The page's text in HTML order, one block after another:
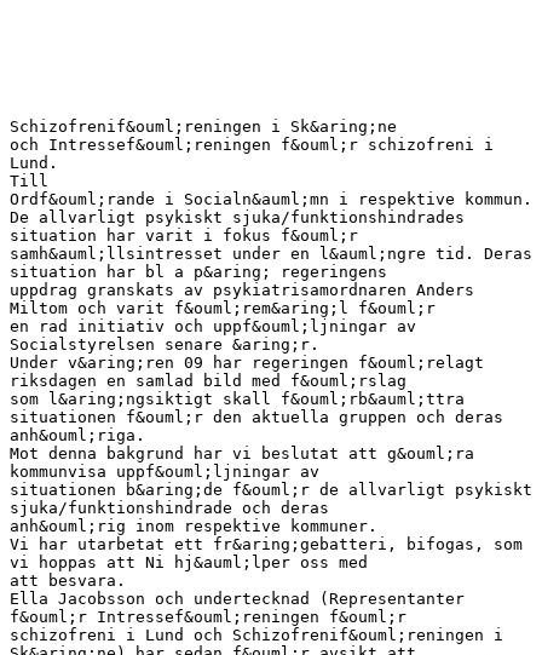
Schizofrenif&ouml;reningen i Sk&aring;ne
och Intressef&ouml;reningen f&ouml;r schizofreni i
Lund.
Till
Ordf&ouml;rande i Socialn&auml;mn i respektive kommun.
De allvarligt psykiskt sjuka/funktionshindrades
situation har varit i fokus f&ouml;r
samh&auml;llsintresset under en l&auml;ngre tid. Deras
situation har bl a p&aring; regeringens
uppdrag granskats av psykiatrisamordnaren Anders
Miltom och varit f&ouml;rem&aring;l f&ouml;r
en rad initiativ och uppf&ouml;ljningar av
Socialstyrelsen senare &aring;r.
Under v&aring;ren 09 har regeringen f&ouml;relagt
riksdagen en samlad bild med f&ouml;rslag
som l&aring;ngsiktigt skall f&ouml;rb&auml;ttra
situationen f&ouml;r den aktuella gruppen och deras
anh&ouml;riga.
Mot denna bakgrund har vi beslutat att g&ouml;ra
kommunvisa uppf&ouml;ljningar av
situationen b&aring;de f&ouml;r de allvarligt psykiskt
sjuka/funktionshindrade och deras
anh&ouml;rig inom respektive kommuner.
Vi har utarbetat ett fr&aring;gebatteri, bifogas, som
vi hoppas att Ni hj&auml;lper oss med
att besvara.
Ella Jacobsson och undertecknad (Representanter
f&ouml;r Intressef&ouml;reningen f&ouml;r
schizofreni i Lund och Schizofrenif&ouml;reningen i